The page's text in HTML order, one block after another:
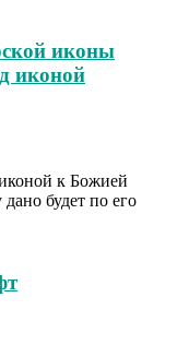
иконы
иконой
к Божией
будет по его